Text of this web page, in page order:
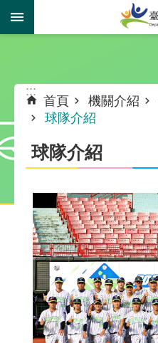
跳到主要內容區塊
:::
首頁 機關介紹
球隊介紹
球隊介紹